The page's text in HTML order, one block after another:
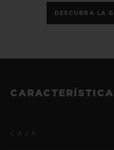
DESCUBRA LA